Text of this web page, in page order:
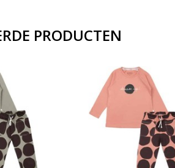
PRODUCTEN